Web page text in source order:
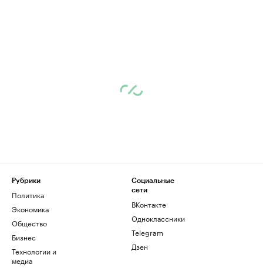
Рубрики
Политика
Экономика
Общество
Бизнес
Технологии и
медиа
Социальные
сети
ВКонтакте
Одноклассники
Telegram
Дзен